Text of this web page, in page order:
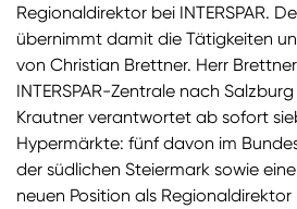
Sie wollen Informationen über
Produktneuheiten, attraktive
erhalten? Dann melden Sie sich
Newsletteran:
Zum SPAR
Regionaldirektor bei INTERSPAR.
übernimmt damit die Tätigkeiten
von Christian Brettner. Herr
INTERSPAR-Zentrale nach
Krautner verantwortet ab sofort
Hypermärkte: fünf davon im
der südlichen Steiermark sowie
neuen Position als